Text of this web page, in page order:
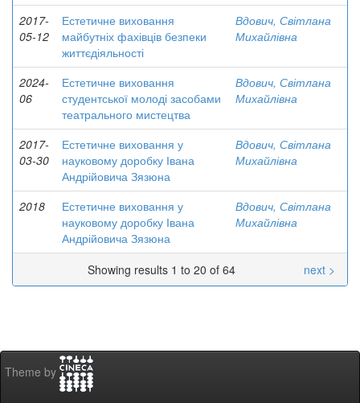
2017-
05-12
Естетичне виховання
майбутніх фахівців безпеки
життєдіяльності
Вдович, Світлана
Михайлівна
2024-
06
Естетичне виховання
студентської молоді засобами
театрального мистецтва
Вдович, Світлана
Михайлівна
2017-
03-30
Естетичне виховання у
науковому доробку Івана
Андрійовича Зязюна
Вдович, Світлана
Михайлівна
2018
Естетичне виховання у
науковому доробку Івана
Андрійовича Зязюна
Вдович, Світлана
Михайлівна
Showing results 1 to 20 of 64 next >
Theme by